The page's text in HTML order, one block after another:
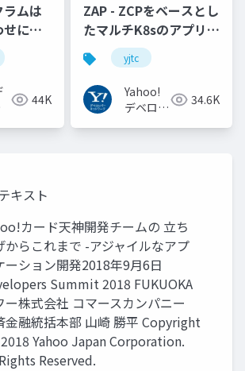
ムは
にく
が大
クト
44K
ZAP - ZCPをベースとし
たマルチK8sのアプリケ
ーション実行基盤
#YJTC / YJTC21 B-3
yjtc
Yahoo!
デベロッ
34.6K
キスト
カード天神開発チームの 立ち
からこれまで -アジャイルなアプ
ーション開発2018年9月6日
Summit 2018 FUKUOKA
ー株式会社 コマースカンパニー
金融統括本部 山崎 勝平 Copyright
Yahoo Japan Corporation.
Reserved.